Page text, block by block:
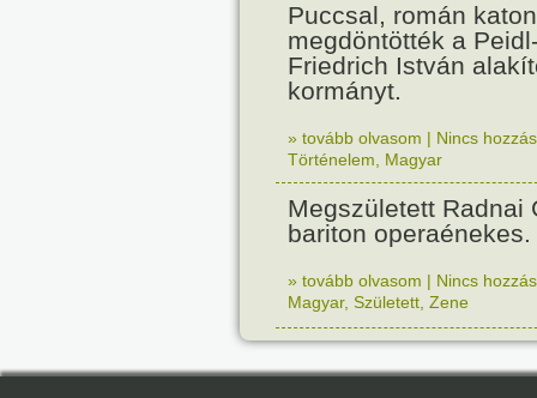
Puccsal, román
megdöntötték a
Friedrich István
kormányt.
» tovább olvasom | Nincs
Történelem
Magyar
Megszületett Radnai
bariton operaénekes.
» tovább olvasom | Nincs
Magyar, Született Zene